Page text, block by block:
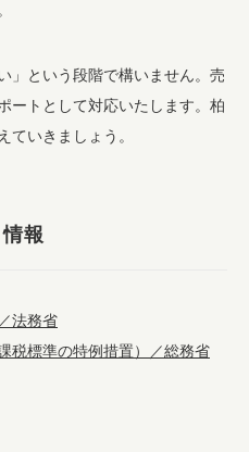
。
」という段階で構いません。売
ートとして対応いたします。柏
ていきましょう。
報
法務省
税標準の特例措置）／総務省